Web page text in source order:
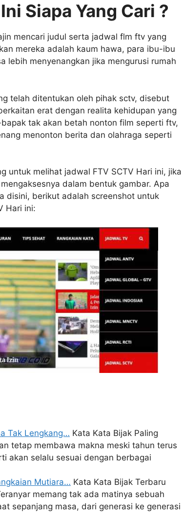
Siapa Yang Cari ?
mencari judul serta jadwal flm ftv yang
mereka adalah kaum hawa, para ibu-ibu
lebih menyenangkan jika mengurusi rumah
telah ditentukan oleh pihak sctv, disebut
erat dengan realita kehidupan yang
tak akan betah nonton film seperti ftv,
menonton berita dan olahraga seperti
untuk melihat jadwal FTV SCTV Hari ini, jika
dalam bentuk gambar. Apa
disini, berikut adalah screenshot untuk
Hari ini:
Tak Lengkang… Kata Kata Bijak Paling
tetap membawa makna meski tahun terus
akan selalu sesuai dengan berbagai
Mutiara… Kata Kata Bijak Terbaru
memang tak ada matinya sebuah
sepanjang masa, dari generasi ke generasi